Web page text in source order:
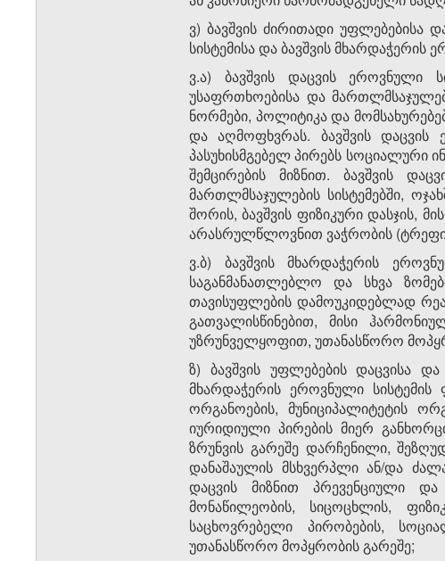
ვ) ბავშვის ძირითადი უფლებებისა
სისტემისა და ბავშვის
ვ.ა) ბავშვის დაცვის ეროვნული
უსაფრთხოებისა და
ნორმები, პოლიტიკა და
და აღმოფხვრას. ბავშვის დაცვის
პასუხისმგებელ პირებს სოციალური
შემცირების მიზნით. ბავშვის
მართლმსაჯულების სისტემებში,
შორის, ბავშვის ფიზიკური დასჯის,
არასრულწლოვნით ვაჭრობის
ვ.ბ) ბავშვის მხარდაჭერის
საგანმანათლებლო და სხვა
თავისუფლების დამოუკიდებლად
გათვალისწინებით, მისი
უზრუნველყოფით, უთანასწორო
ზ) ბავშვის უფლებების დაცვისა
მხარდაჭერის ეროვნული
ორგანოების, მუნიციპალიტეტის
იურიდიული პირების მიერ
ზრუნვის გარეშე დარჩენილი,
დანაშაულის მსხვერპლი ან/და
დაცვის მიზნით პრევენციული და
მონაწილეობის, სიცოცხლის,
საცხოვრებელი პირობების,
უთანასწორო მოპყრობის გარეშე;